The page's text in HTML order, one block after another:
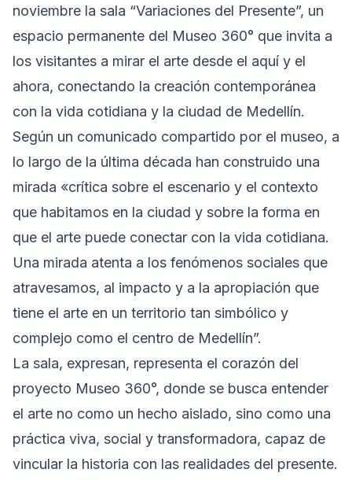
noviembre la sala “Variaciones del Presente”, un
espacio permanente del Museo 360° que invita a
los visitantes a mirar el arte desde el aquí y el
ahora, conectando la creación contemporánea
con la vida cotidiana y la ciudad de Medellín.
Según un comunicado compartido por el museo, a
lo largo de la última década han construido una
mirada «crítica sobre el escenario y el contexto
que habitamos en la ciudad y sobre la forma en
que el arte puede conectar con la vida cotidiana.
Una mirada atenta a los fenómenos sociales que
atravesamos, al impacto y a la apropiación que
tiene el arte en un territorio tan simbólico y
complejo como el centro de Medellín”.
La sala, expresan, representa el corazón del
proyecto Museo 360°, donde se busca entender
el arte no como un hecho aislado, sino como una
práctica viva, social y transformadora, capaz de
vincular la historia con las realidades del presente.